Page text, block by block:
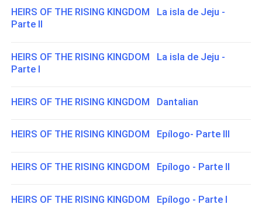
HEIRS OF THE RISING KINGDOM La isla de Jeju -
Parte II
HEIRS OF THE RISING KINGDOM La isla de Jeju -
Parte I
HEIRS OF THE RISING KINGDOM Dantalian
HEIRS OF THE RISING KINGDOM Epílogo- Parte III
HEIRS OF THE RISING KINGDOM Epílogo - Parte II
HEIRS OF THE RISING KINGDOM Epílogo - Parte I